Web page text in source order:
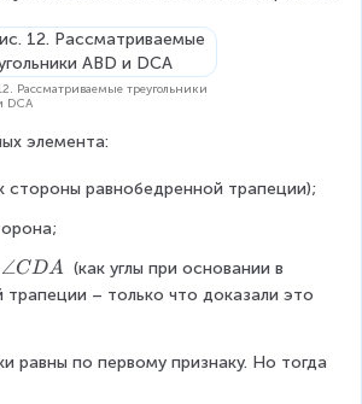
A
B
D
D
A
Рассматриваемые треугольники
DCA
элемента:
стороны равнобедренной трапеции);
∠CDA (как углы при основании в
трапеции – только что доказали это
равны по первому признаку. Но тогда